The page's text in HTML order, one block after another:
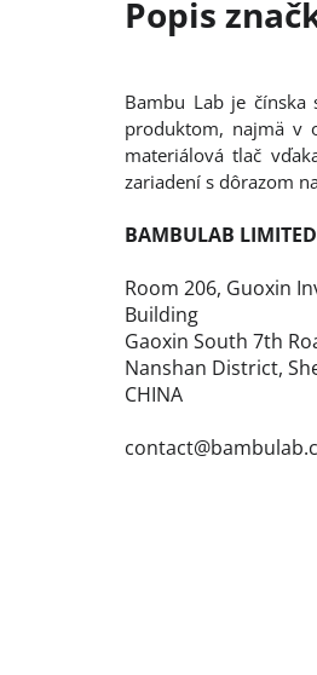
Bambu Lab je
produktom, najmä v
materiálová tlač
zariadení s dôrazom
BAMBULAB LIMITED
Room 206, Guoxin
Building
Gaoxin South 7th
Nanshan District,
CHINA